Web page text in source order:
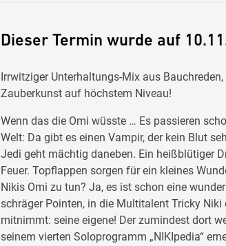
Dieser Termin wurde auf
Irrwitziger Unterhaltungs-Mix aus
Zauberkunst auf höchstem Niveau!
Wenn das die Omi wüsste … Es passieren
Welt: Da gibt es einen Vampir, der kein Blut
Jedi geht mächtig daneben. Ein heißblütiger
Feuer. Topflappen sorgen für ein kleines
Nikis Omi zu tun? Ja, es ist schon eine
schräger Pointen, in die Multitalent Tricky
mitnimmt: seine eigene! Der zumindest dort
seinem vierten Soloprogramm „NIKIpedia“